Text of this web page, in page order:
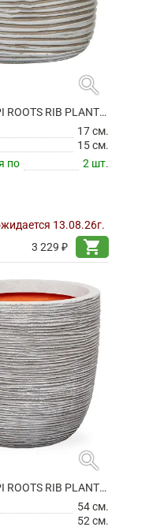
search
КАШПО CAPI ROOTS RIB PLANTER BALL IVORY
17 см.
15 см.
по
2 шт.
13.08.26г.
3 229 ₽
shopping_cart
search
КАШПО CAPI ROOTS RIB PLANTER BALL IVORY
54 см.
52 см.